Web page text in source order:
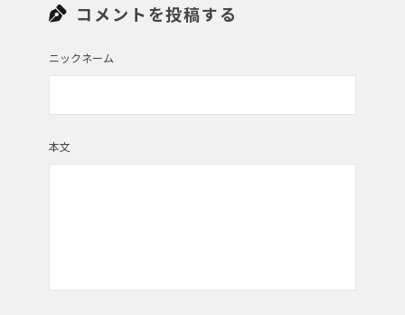
コメントを投稿する
ニックネーム
本文